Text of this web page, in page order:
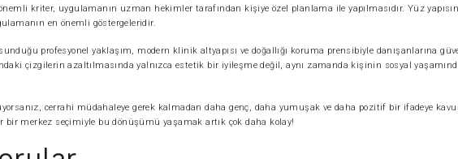
kriter, uygulamanın uzman hekimler tarafından kişiye özel planlama ile yapılmasıdır. Yüz
en önemli göstergeleridir.
profesyonel yaklaşım, modern klinik altyapısı ve doğallığı koruma prensibiyle danışanlarına
çizgilerin azaltılmasında yalnızca estetik bir iyileşme değil, aynı zamanda kişinin sosyal
cerrahi müdahaleye gerek kalmadan daha genç, daha yumuşak ve daha pozitif bir ifadeye
merkez seçimiyle bu dönüşümü yaşamak artık çok daha kolay!